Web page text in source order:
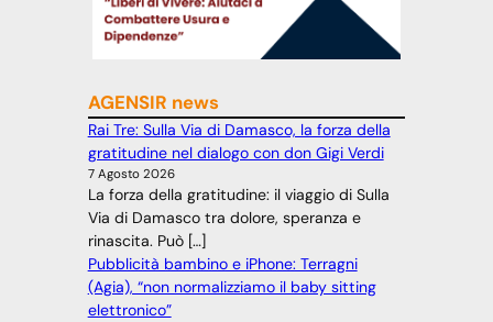
AGENSIR news
Rai Tre: Sulla Via di Damasco, la forza della
gratitudine nel dialogo con don Gigi Verdi
7 Agosto 2026
La forza della gratitudine: il viaggio di Sulla
Via di Damasco tra dolore, speranza e
rinascita. Può […]
Pubblicità bambino e iPhone: Terragni
(Agia), “non normalizziamo il baby sitting
elettronico”